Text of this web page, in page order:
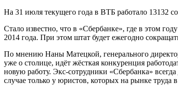
На 31 июля текущего года в ВТБ работало 13132
Стало известно, что в «Сбербанке», где в этом
2014 года. При этом штат будет ежегодно
По мнению Наны Матецкой, генерального
уже о столице, идёт жёсткая конкуренция
новую работу. Экс-сотрудники «Сбербанка»
случае только у юристов, которых на рынке труда